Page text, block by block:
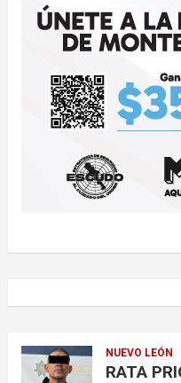
NUEVO LEÓN
RATA